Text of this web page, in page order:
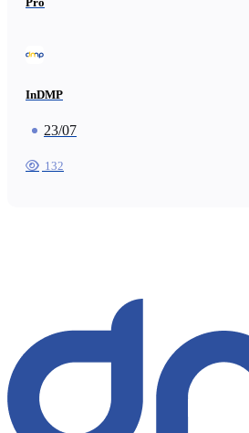
InDMP
23/07
132